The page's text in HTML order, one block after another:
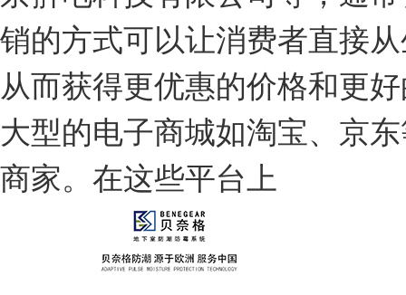
销的方式可以让消费者直接
从而获得更优惠的价格和更
大型的电子商城如淘宝、京
商家。在这些平台上